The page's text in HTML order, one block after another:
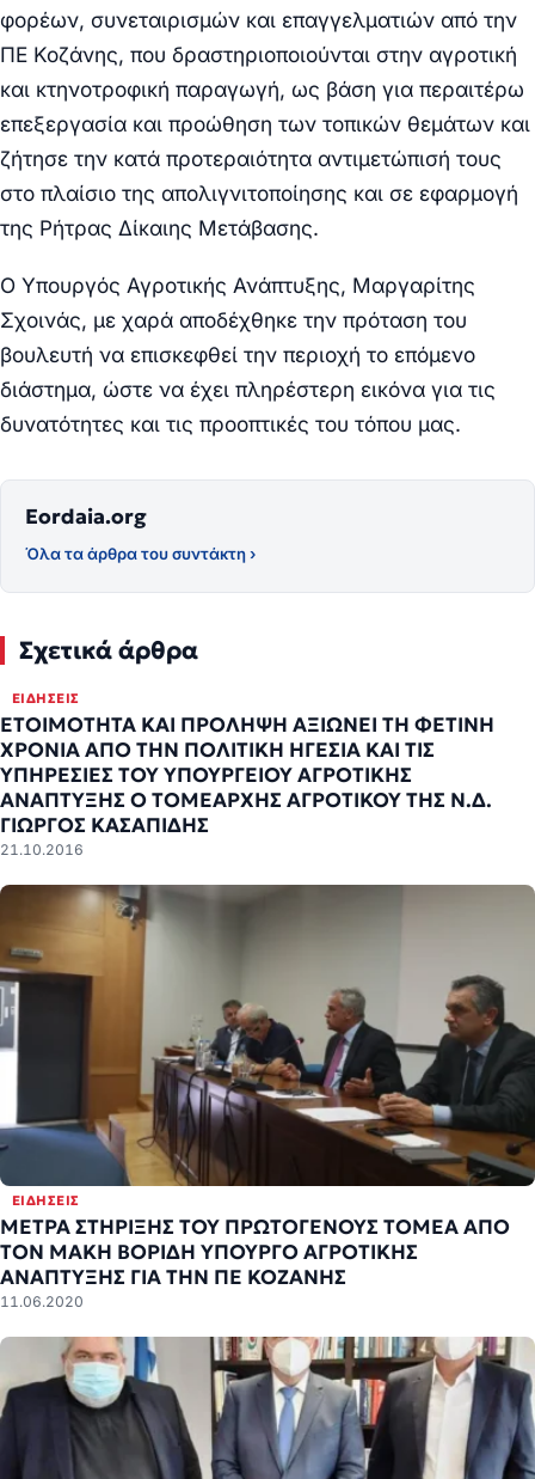
φορέων, συνεταιρισμών και επαγγελματιών από την
ΠΕ Κοζάνης, που δραστηριοποιούνται στην αγροτική
και κτηνοτροφική παραγωγή, ως βάση για περαιτέρω
επεξεργασία και προώθηση των τοπικών θεμάτων και
ζήτησε την κατά προτεραιότητα αντιμετώπισή τους
στο πλαίσιο της απολιγνιτοποίησης και σε εφαρμογή
της Ρήτρας Δίκαιης Μετάβασης.
Ο Υπουργός Αγροτικής Ανάπτυξης, Μαργαρίτης
Σχοινάς, με χαρά αποδέχθηκε την πρόταση του
βουλευτή να επισκεφθεί την περιοχή το επόμενο
διάστημα, ώστε να έχει πληρέστερη εικόνα για τις
δυνατότητες και τις προοπτικές του τόπου μας.
Eordaia.org
Όλα τα άρθρα του συντάκτη ›
Σχετικά άρθρα
ΕΙΔΉΣΕΙΣ
ΕΤΟΙΜΟΤΗΤΑ ΚΑΙ ΠΡΟΛΗΨΗ ΑΞΙΩΝΕΙ ΤΗ ΦΕΤΙΝΗ
ΧΡΟΝΙΑ ΑΠΟ ΤΗΝ ΠΟΛΙΤΙΚΗ ΗΓΕΣΙΑ ΚΑΙ ΤΙΣ
ΥΠΗΡΕΣΙΕΣ ΤΟΥ ΥΠΟΥΡΓΕΙΟΥ ΑΓΡΟΤΙΚΗΣ
ΑΝΑΠΤΥΞΗΣ Ο ΤΟΜΕΑΡΧΗΣ ΑΓΡΟΤΙΚΟΥ ΤΗΣ Ν.Δ.
ΓΙΩΡΓΟΣ ΚΑΣΑΠΙΔΗΣ
21.10.2016
ΕΙΔΉΣΕΙΣ
ΜΕΤΡΑ ΣΤΗΡΙΞΗΣ ΤΟΥ ΠΡΩΤΟΓΕΝΟΥΣ ΤΟΜΕΑ ΑΠΟ
ΤΟΝ ΜΑΚΗ ΒΟΡΙΔΗ ΥΠΟΥΡΓΟ ΑΓΡΟΤΙΚΗΣ
ΑΝΑΠΤΥΞΗΣ ΓΙΑ ΤΗΝ ΠΕ ΚΟΖΑΝΗΣ
11.06.2020